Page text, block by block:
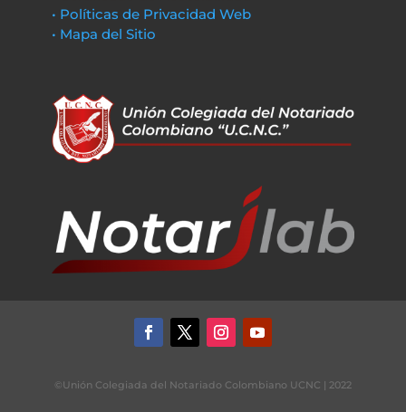
• Políticas de Privacidad Web
• Mapa del Sitio
©Unión Colegiada del Notariado Colombiano UCNC | 2022